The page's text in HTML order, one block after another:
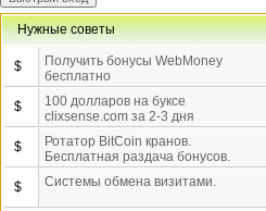
Нужные советы
$
Получить бонусы WebMoney
бесплатно
$
100 долларов на буксе
clixsense.com за 2-3 дня
$
Ротатор BitCoin кранов.
Бесплатная раздача бонусов.
$
Системы обмена визитами.